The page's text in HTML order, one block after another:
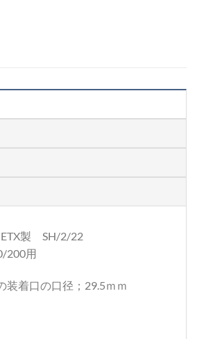
製 SH/2/22
200用
装着口の口径；29.5ｍｍ